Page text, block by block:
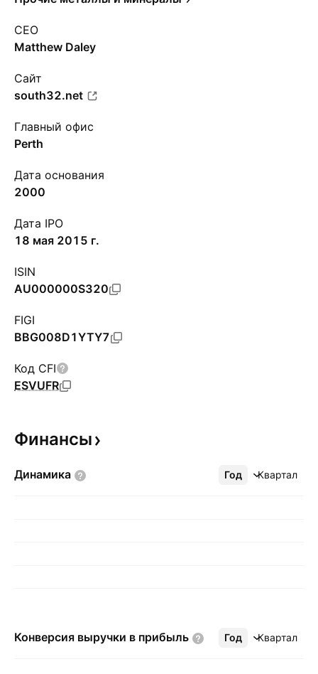
CEO
Matthew Daley
Сайт
south32.net
Главный офис
Perth
Дата основания
2000
Дата IPO
18 мая 2015 г.
ISIN
AU000000S320
FIGI
BBG008D1YTY7
Код CFI
ESVUFR
Финансы
Динамика Год Квартал
Ещё
Конверсия выручки в прибыль Год Квартал
Ещё